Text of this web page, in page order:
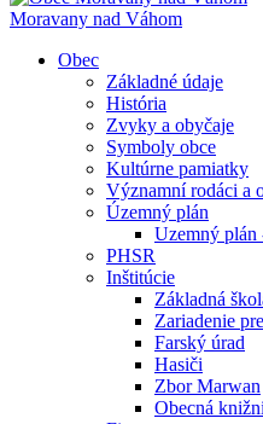
Moravany nad Váhom
Obec
Základné údaje
História
Zvyky a obyčaje
Symboly obce
Kultúrne pamiatky
Významní rodáci a
Územný plán
Uzemný plán
PHSR
Inštitúcie
Základná
Zariadenie
Farský úrad
Hasiči
Zbor Marwan
Obecná